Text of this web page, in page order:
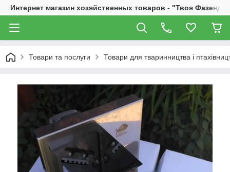
Интернет магазин хозяйственных товаров - "Твоя
Товари та послуги Товари для тваринництва і